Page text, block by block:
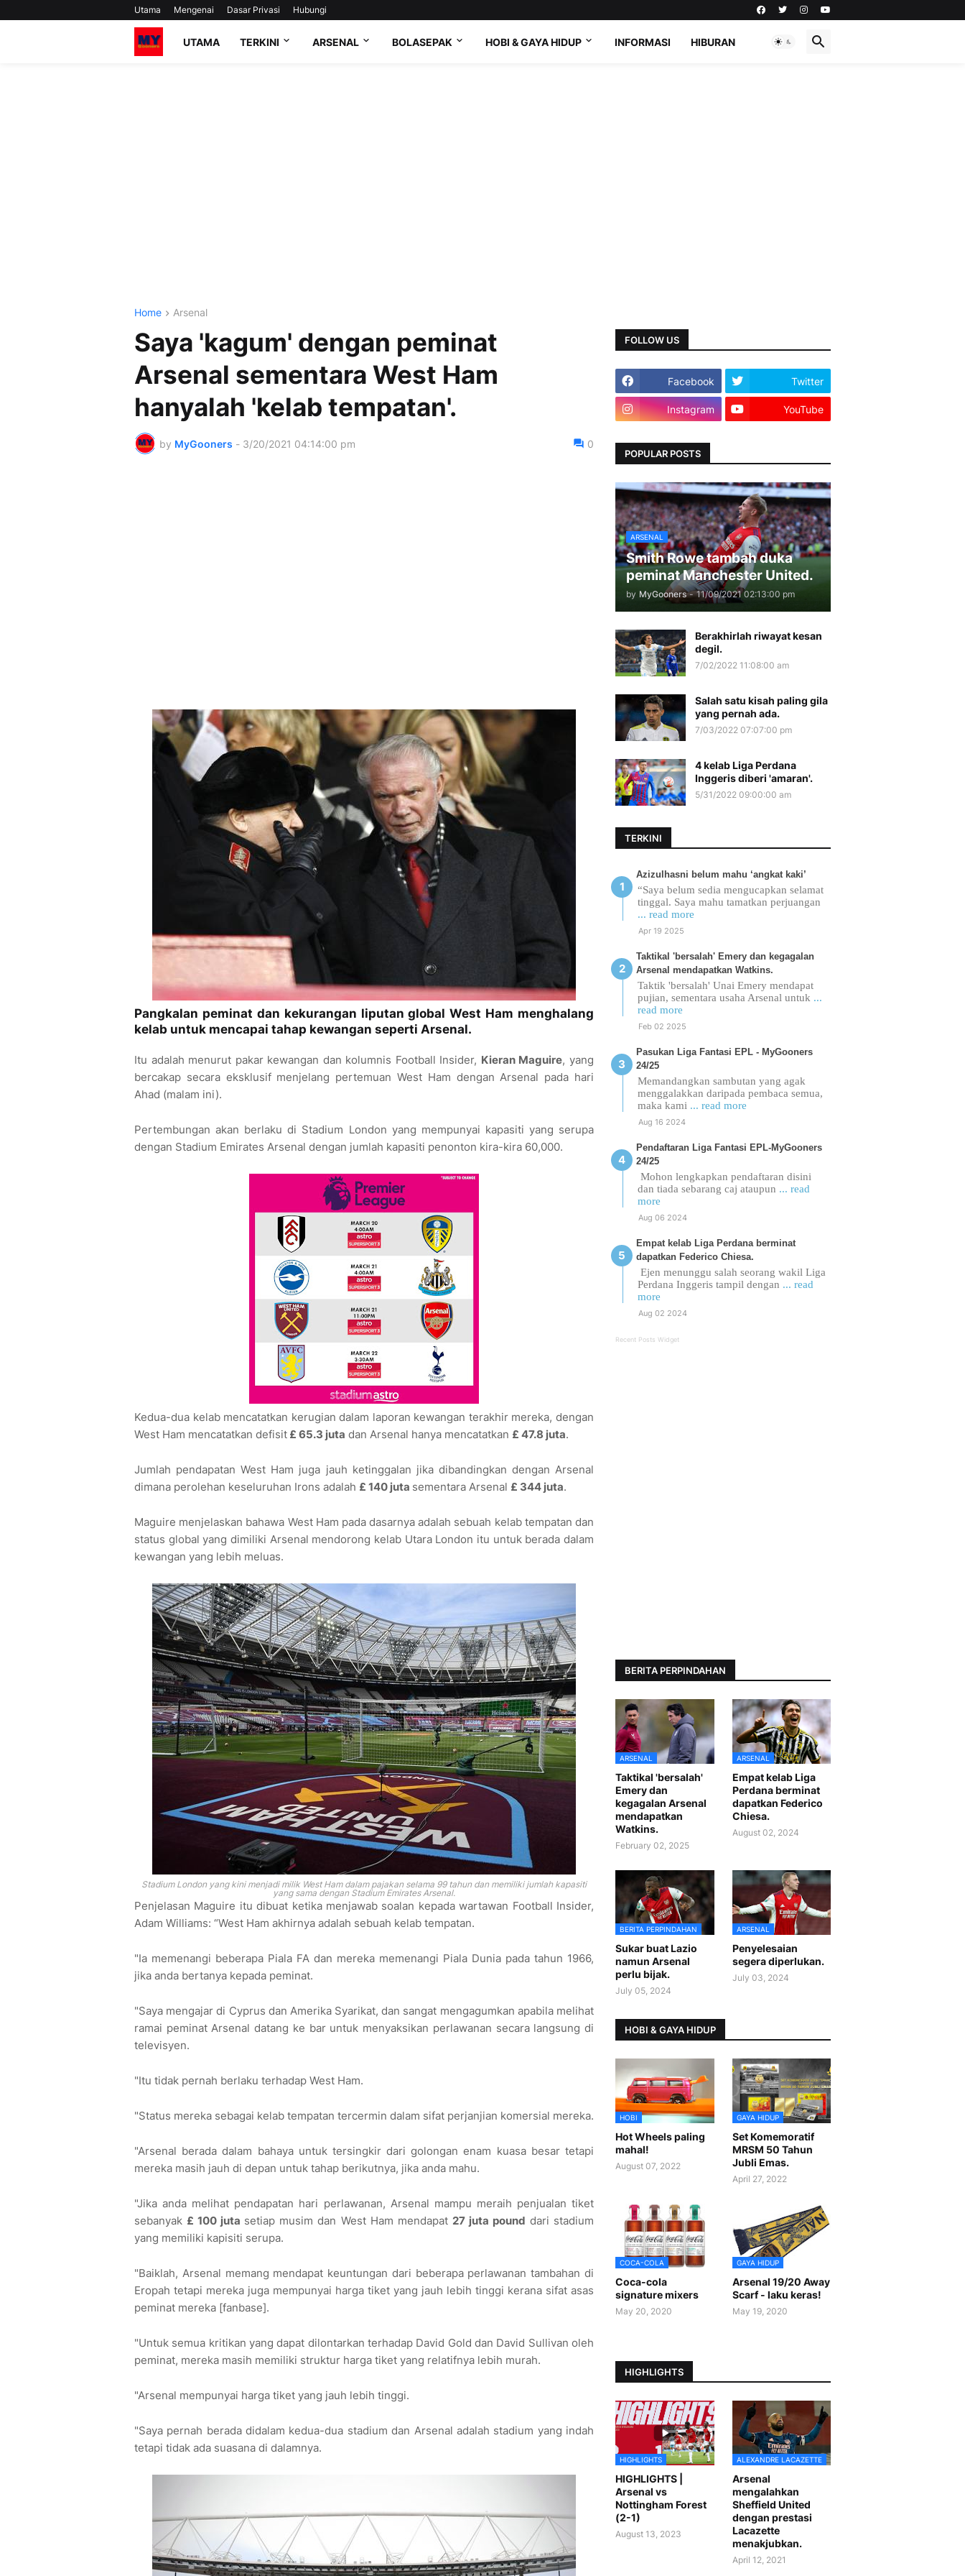
Utama Mengenai Dasar Privasi Hubungi
UTAMA TERKINI ARSENAL BOLASEPAK HOBI & GAYA HIDUP INFORMASI HIBURAN
Home Arsenal
Saya 'kagum' dengan peminat
Arsenal sementara West Ham
hanyalah 'kelab tempatan'.
by MyGooners - 3/20/2021 04:14:00 pm 0
Pangkalan peminat dan kekurangan liputan global West Ham menghalang
kelab untuk mencapai tahap kewangan seperti Arsenal.
Itu adalah menurut pakar kewangan dan kolumnis Football Insider, Kieran Maguire, yang
bercakap secara eksklusif menjelang pertemuan West Ham dengan Arsenal pada hari
Ahad (malam ini).
Pertembungan akan berlaku di Stadium London yang mempunyai kapasiti yang serupa
dengan Stadium Emirates Arsenal dengan jumlah kapasiti penonton kira-kira 60,000.
Kedua-dua kelab mencatatkan kerugian dalam laporan kewangan terakhir mereka, dengan
West Ham mencatatkan defisit £ 65.3 juta dan Arsenal hanya mencatatkan £ 47.8 juta.
Jumlah pendapatan West Ham juga jauh ketinggalan jika dibandingkan dengan Arsenal
dimana perolehan keseluruhan Irons adalah £ 140 juta sementara Arsenal £ 344 juta.
Maguire menjelaskan bahawa West Ham pada dasarnya adalah sebuah kelab tempatan dan
status global yang dimiliki Arsenal mendorong kelab Utara London itu untuk berada dalam
kewangan yang lebih meluas.
Stadium London yang kini menjadi milik West Ham dalam pajakan selama 99 tahun dan memiliki jumlah kapasiti
yang sama dengan Stadium Emirates Arsenal.
Penjelasan Maguire itu dibuat ketika menjawab soalan kepada wartawan Football Insider,
Adam Williams: “West Ham akhirnya adalah sebuah kelab tempatan.
"Ia memenangi beberapa Piala FA dan mereka memenangi Piala Dunia pada tahun 1966,
jika anda bertanya kepada peminat.
"Saya mengajar di Cyprus dan Amerika Syarikat, dan sangat mengagumkan apabila melihat
ramai peminat Arsenal datang ke bar untuk menyaksikan perlawanan secara langsung di
televisyen.
"Itu tidak pernah berlaku terhadap West Ham.
"Status mereka sebagai kelab tempatan tercermin dalam sifat perjanjian komersial mereka.
"Arsenal berada dalam bahaya untuk tersingkir dari golongan enam kuasa besar tetapi
mereka masih jauh di depan untuk tahap berikutnya, jika anda mahu.
"Jika anda melihat pendapatan hari perlawanan, Arsenal mampu meraih penjualan tiket
sebanyak £ 100 juta setiap musim dan West Ham mendapat 27 juta pound dari stadium
yang memiliki kapisiti serupa.
"Baiklah, Arsenal memang mendapat keuntungan dari beberapa perlawanan tambahan di
Eropah tetapi mereka juga mempunyai harga tiket yang jauh lebih tinggi kerana sifat asas
peminat mereka [fanbase].
"Untuk semua kritikan yang dapat dilontarkan terhadap David Gold dan David Sullivan oleh
peminat, mereka masih memiliki struktur harga tiket yang relatifnya lebih murah.
"Arsenal mempunyai harga tiket yang jauh lebih tinggi.
"Saya pernah berada didalam kedua-dua stadium dan Arsenal adalah stadium yang indah
tetapi tidak ada suasana di dalamnya.
FOLLOW US
Facebook Twitter
Instagram YouTube
POPULAR POSTS
ARSENAL
Smith Rowe tambah duka
peminat Manchester United.
by MyGooners - 11/09/2021 02:13:00 pm
Berakhirlah riwayat kesan
degil.
7/02/2022 11:08:00 am
Salah satu kisah paling gila
yang pernah ada.
7/03/2022 07:07:00 pm
4 kelab Liga Perdana
Inggeris diberi 'amaran'.
5/31/2022 09:00:00 am
TERKINI
Azizulhasni belum mahu ‘angkat kaki’
“Saya belum sedia mengucapkan selamat
tinggal. Saya mahu tamatkan perjuangan
... read more
Apr 19 2025
Taktikal 'bersalah' Emery dan kegagalan
Arsenal mendapatkan Watkins.
Taktik 'bersalah' Unai Emery mendapat
pujian, sementara usaha Arsenal untuk ...
read more
Feb 02 2025
Pasukan Liga Fantasi EPL - MyGooners
24/25
Memandangkan sambutan yang agak
menggalakkan daripada pembaca semua,
maka kami ... read more
Aug 16 2024
Pendaftaran Liga Fantasi EPL-MyGooners
24/25
Mohon lengkapkan pendaftaran disini
dan tiada sebarang caj ataupun ... read
more
Aug 06 2024
Empat kelab Liga Perdana berminat
dapatkan Federico Chiesa.
Ejen menunggu salah seorang wakil Liga
Perdana Inggeris tampil dengan ... read
more
Aug 02 2024
Recent Posts Widget
BERITA PERPINDAHAN
ARSENAL
Taktikal 'bersalah'
Emery dan
kegagalan Arsenal
mendapatkan
Watkins.
February 02, 2025
ARSENAL
Empat kelab Liga
Perdana berminat
dapatkan Federico
Chiesa.
August 02, 2024
BERITA PERPINDAHAN
Sukar buat Lazio
namun Arsenal
perlu bijak.
July 05, 2024
ARSENAL
Penyelesaian
segera diperlukan.
July 03, 2024
HOBI & GAYA HIDUP
HOBI
Hot Wheels paling
mahal!
August 07, 2022
GAYA HIDUP
Set Komemoratif
MRSM 50 Tahun
Jubli Emas.
April 27, 2022
COCA-COLA
Coca-cola
signature mixers
May 20, 2020
GAYA HIDUP
Arsenal 19/20 Away
Scarf - laku keras!
May 19, 2020
HIGHLIGHTS
HIGHLIGHTS
HIGHLIGHTS |
Arsenal vs
Nottingham Forest
(2-1)
August 13, 2023
ALEXANDRE LACAZETTE
Arsenal
mengalahkan
Sheffield United
dengan prestasi
Lacazette
menakjubkan.
April 12, 2021